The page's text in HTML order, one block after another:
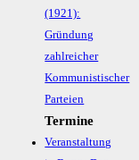
(1921):
Gründung
zahlreicher
Kommunistischer
Parteien
Termine
Veranstaltung